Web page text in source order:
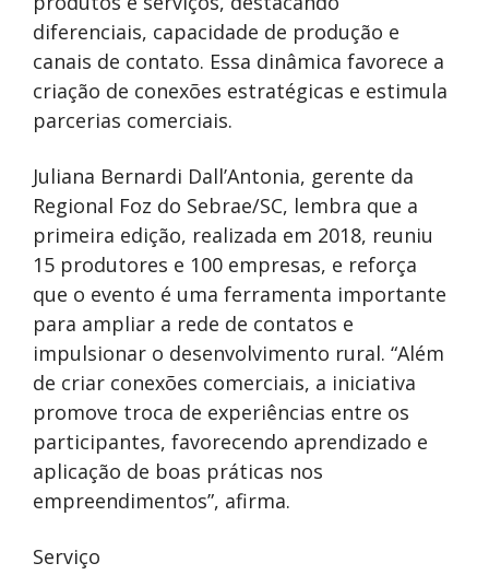
diferenciais, capacidade de produção e
canais de contato. Essa dinâmica favorece a
criação de conexões estratégicas e estimula
parcerias comerciais.
Juliana Bernardi Dall’Antonia, gerente da
Regional Foz do Sebrae/SC, lembra que a
primeira edição, realizada em 2018, reuniu
15 produtores e 100 empresas, e reforça
que o evento é uma ferramenta importante
para ampliar a rede de contatos e
impulsionar o desenvolvimento rural. “Além
de criar conexões comerciais, a iniciativa
promove troca de experiências entre os
participantes, favorecendo aprendizado e
aplicação de boas práticas nos
empreendimentos”, afirma.
Serviço